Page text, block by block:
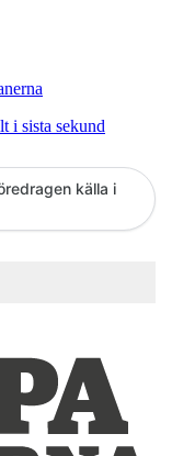
i sista sekund
källa i